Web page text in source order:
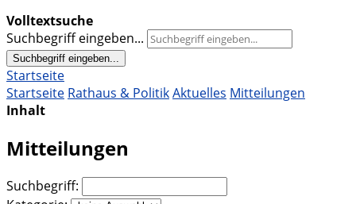
Volltextsuche
Suchbegriff eingeben...
Suchbegriff eingeben...
Startseite
Startseite Rathaus & PolitikAktuelles Mitteilungen
Inhalt
Mitteilungen
Suchbegriff: